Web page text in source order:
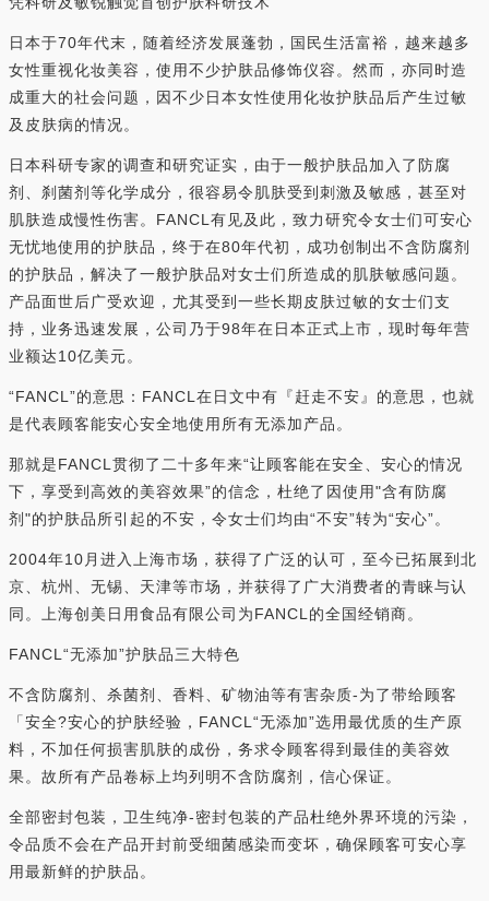
日本于70年代末，随着经济发展蓬勃，国民生活富裕，越来越多
女性重视化妆美容，使用不少护肤品修饰仪容。然而，亦同时造
成重大的社会问题，因不少日本女性使用化妆护肤品后产生过敏
及皮肤病的情况。
日本科研专家的调查和研究证实，由于一般护肤品加入了防腐
剂、刹菌剂等化学成分，很容易令肌肤受到刺激及敏感，甚至对
肌肤造成慢性伤害。FANCL有见及此，致力研究令女士们可安心
无忧地使用的护肤品，终于在80年代初，成功创制出不含防腐剂
的护肤品，解决了一般护肤品对女士们所造成的肌肤敏感问题。
产品面世后广受欢迎，尤其受到一些长期皮肤过敏的女士们支
持，业务迅速发展，公司乃于98年在日本正式上市，现时每年营
业额达10亿美元。
“FANCL”的意思：FANCL在日文中有『赶走不安』的意思，也就
是代表顾客能安心安全地使用所有无添加产品。
那就是FANCL贯彻了二十多年来“让顾客能在安全、安心的情况
下，享受到高效的美容效果”的信念，杜绝了因使用"含有防腐
剂"的护肤品所引起的不安，令女士们均由“不安”转为“安心”。
2004年10月进入上海市场，获得了广泛的认可，至今已拓展到北
京、杭州、无锡、天津等市场，并获得了广大消费者的青睐与认
同。上海创美日用食品有限公司为FANCL的全国经销商。
FANCL“无添加”护肤品三大特色
不含防腐剂、杀菌剂、香料、矿物油等有害杂质-为了带给顾客
「安全?安心的护肤经验，FANCL“无添加”选用最优质的生产原
料，不加任何损害肌肤的成份，务求令顾客得到最佳的美容效
果。故所有产品卷标上均列明不含防腐剂，信心保证。
全部密封包装，卫生纯净-密封包装的产品杜绝外界环境的污染，
令品质不会在产品开封前受细菌感染而变坏，确保顾客可安心享
用最新鲜的护肤品。